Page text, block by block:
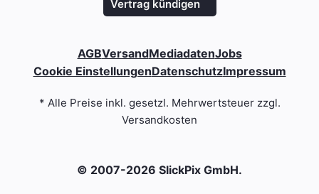
© 2007-2026 SlickPix GmbH.
AGBVersandMediadatenJobs
Cookie EinstellungenDatenschutzImpressum
Vertrag kündigen
* Alle Preise inkl. gesetzl. Mehrwertsteuer zzgl.
Versandkosten